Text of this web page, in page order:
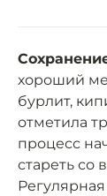
хороший
бурлит,
отметила
процесс
стареть